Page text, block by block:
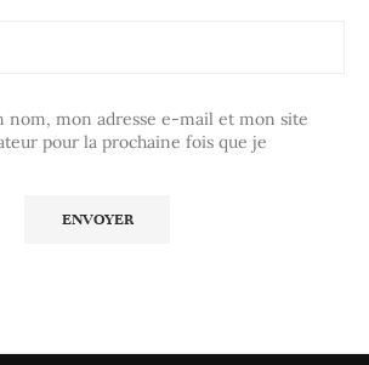
nom, mon adresse e-mail et mon site
pour la prochaine fois que je